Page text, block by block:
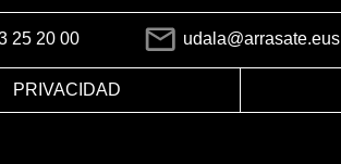
25 20 00 udala@arrasate.eus
PRIVACIDAD